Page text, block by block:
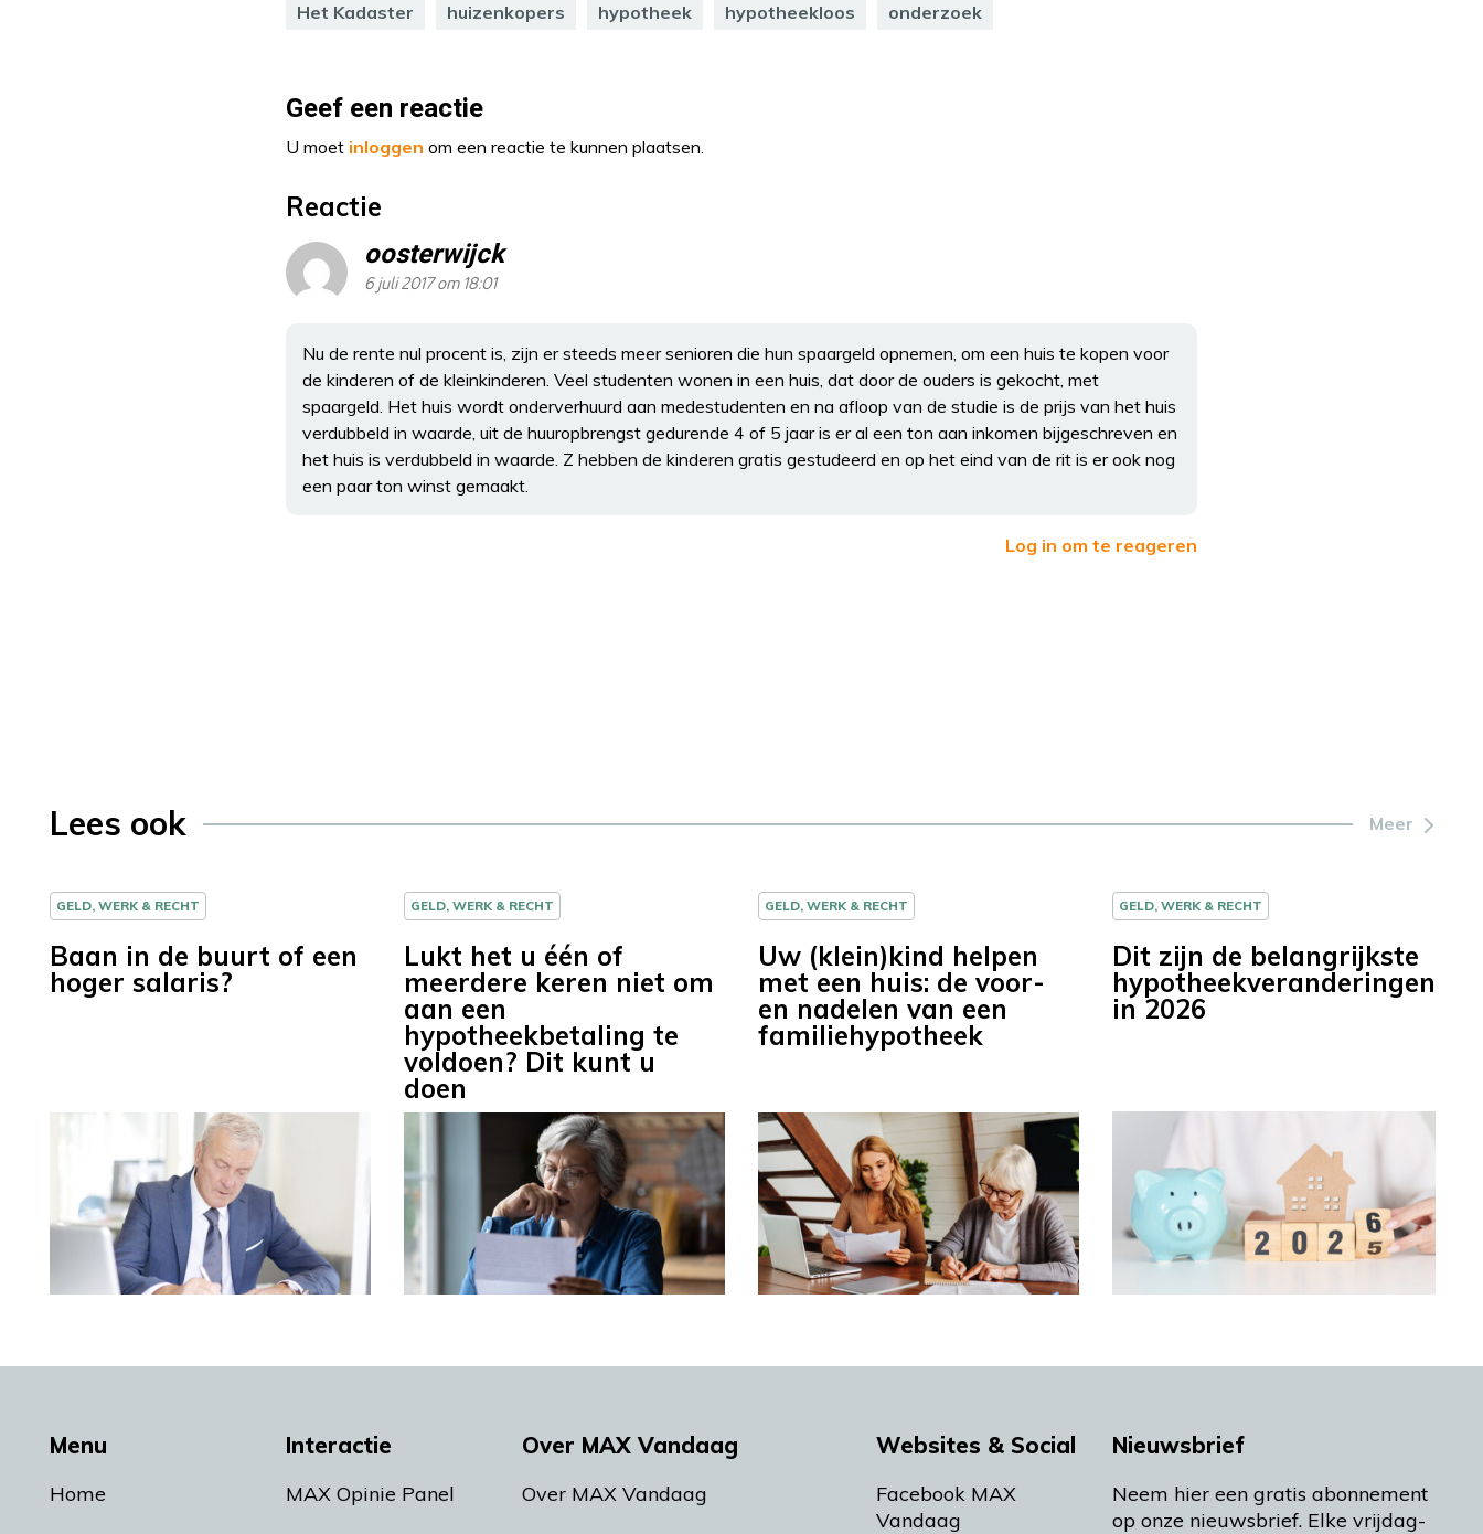
Het Kadaster huizenkopers hypotheek hypotheekloos onderzoek
Geef een reactie
U moet inloggen om een reactie te kunnen plaatsen.
Reactie
oosterwijck
6 juli 2017 om 18:01
Nu de rente nul procent is, zijn er steeds meer senioren die hun spaargeld opnemen, om een huis te kopen voor
de kinderen of de kleinkinderen. Veel studenten wonen in een huis, dat door de ouders is gekocht, met
spaargeld. Het huis wordt onderverhuurd aan medestudenten en na afloop van de studie is de prijs van het huis
verdubbeld in waarde, uit de huuropbrengst gedurende 4 of 5 jaar is er al een ton aan inkomen bijgeschreven en
het huis is verdubbeld in waarde. Z hebben de kinderen gratis gestudeerd en op het eind van de rit is er ook nog
een paar ton winst gemaakt.
Log in om te reageren
Lees ook Meer
GELD, WERK & RECHT
Baan in de buurt of een
hoger salaris?
GELD, WERK & RECHT
Lukt het u één of
meerdere keren niet om
aan een
hypotheekbetaling te
voldoen? Dit kunt u
doen
GELD, WERK & RECHT
Uw (klein)kind helpen
met een huis: de voor-
en nadelen van een
familiehypotheek
GELD, WERK & RECHT
Dit zijn de belangrijkste
hypotheekveranderingen
in 2026
Menu
Home
Interactie
MAX Opinie Panel
Over MAX Vandaag
Over MAX Vandaag
Websites & Social
Facebook MAX
Vandaag
Nieuwsbrief
Neem hier een gratis abonnement
op onze nieuwsbrief. Elke vrijdag-